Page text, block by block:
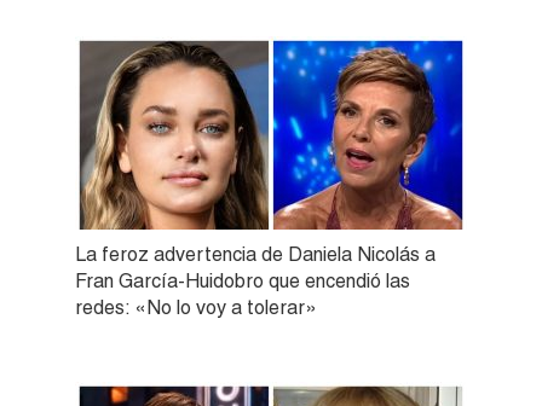
La feroz advertencia de Daniela Nicolás a
Fran García-Huidobro que encendió las
redes: «No lo voy a tolerar»